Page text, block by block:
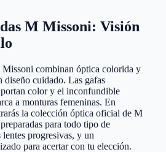
M Missoni: Visión
Missoni combinan óptica colorida y
diseño cuidado. Las gafas
color y el inconfundible
a monturas femeninas. En
la colección óptica oficial de M
para todo tipo de
progresivas, y un
para acertar con tu elección.